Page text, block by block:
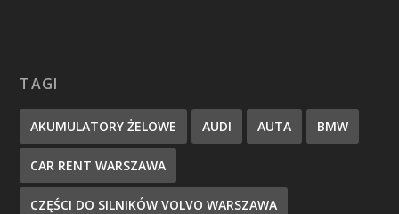
TAGI
AKUMULATORY ŻELOWE AUDI AUTA BMW
CAR RENT WARSZAWA
CZĘŚCI DO SILNIKÓW VOLVO WARSZAWA